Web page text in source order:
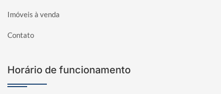
Imóveis à venda
Contato
Horário de funcionamento